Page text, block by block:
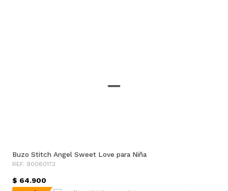
Buzo Stitch Angel Sweet Love para Niña
REF. 90060173
$ 64.900